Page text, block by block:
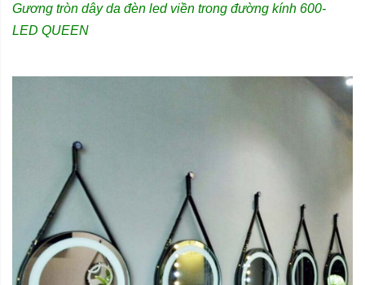
Gương tròn dây da đèn led viền trong đường kính 600-
LED QUEEN